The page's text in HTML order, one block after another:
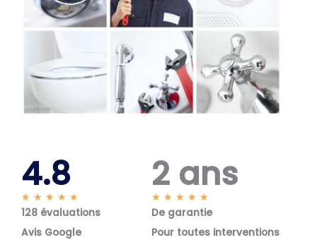
4.8
★ ★ ★ ★ ★
o
128 évaluations
Avis Google
2 ans
★ ★ ★ ★ ★
o
De garantie
Pour toutes interventions